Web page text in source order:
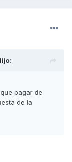
pagar de
de la